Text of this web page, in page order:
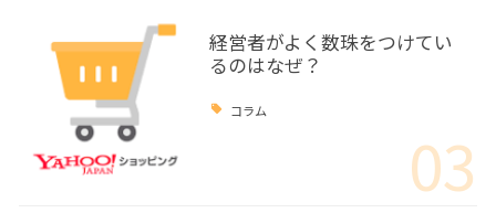
経営者がよく数珠をつけてい
るのはなぜ？
コラム
03